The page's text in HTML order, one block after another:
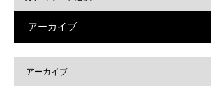
アーカイブ